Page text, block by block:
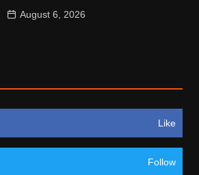
August 6, 2026
Like
Follow